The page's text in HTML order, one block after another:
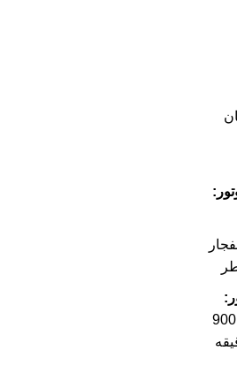
3000 / 1400 تا 1500 / 900